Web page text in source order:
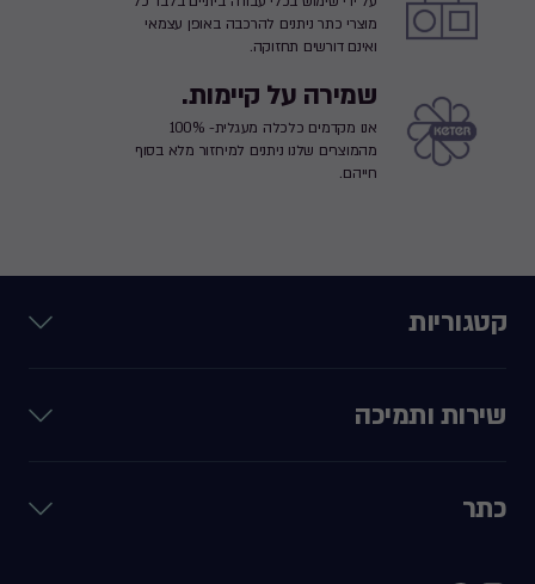
מוצרי כתר ניתנים להרכבה באופן עצמאי
ואינם דורשים תחזוקה.
שמירה על קיימות.
אנו מקדמים כלכלה מעגלית- 100%
מהמוצרים שלנו ניתנים למיחזור מלא בסוף
חייהם.
קטגוריות
שירות ותמיכה
כתר